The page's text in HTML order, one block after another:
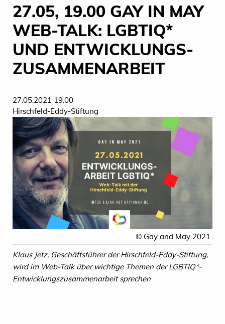
27.05, 19.00 GAY IN MAY
WEB-TALK: LGBTIQ*
UND ENTWICKLUNGS­
ZUSAMMENARBEIT
27.05.2021 19:00
Hirschfeld-Eddy-Stiftung
© Gay and May 2021
Klaus Jetz, Geschäftsführer der Hirschfeld-Eddy-Stiftung,
wird im Web-Talk über wichtige Themen der LGBTIQ*-
Entwicklungszusammenarbeit sprechen